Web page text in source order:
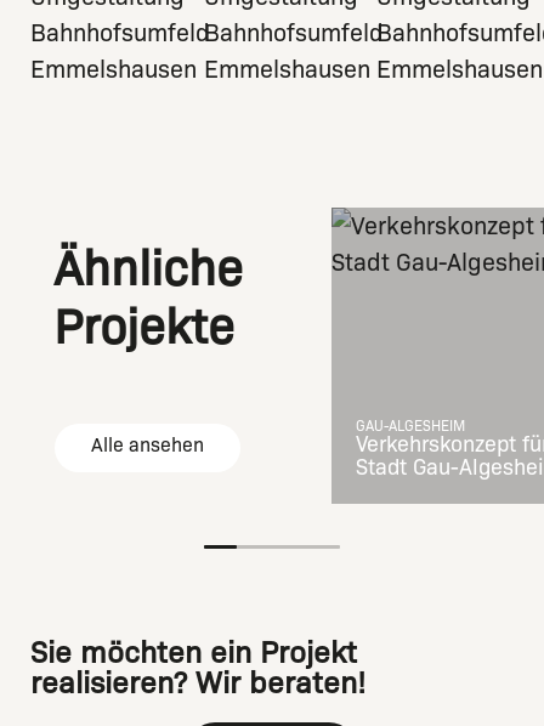
Ähnliche
Projekte
Alle ansehen
GAU-ALGESHEIM
Verkehrskonzept
Stadt Gau-
Sie möchten ein Projekt
realisieren? Wir beraten!